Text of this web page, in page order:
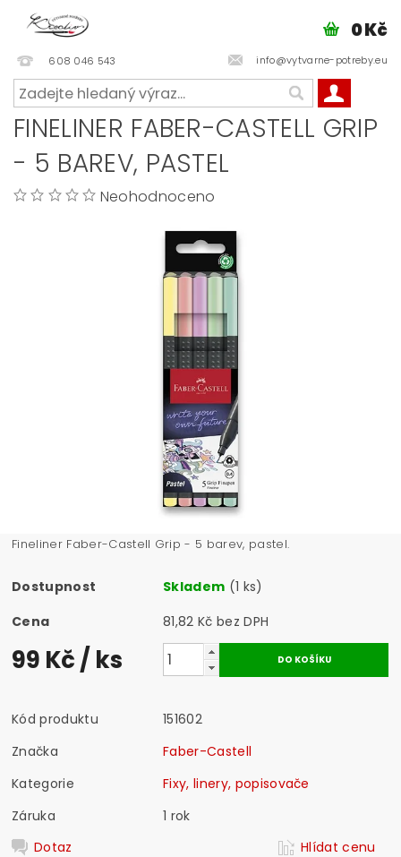
608 046 543 info@vytvarne-potreby.eu
0 Kč
FINELINER FABER-CASTELL GRIP
- 5 BAREV, PASTEL
Neohodnoceno
Fineliner Faber-Castell Grip - 5 barev, pastel.
Dostupnost Skladem (1 ks)
Cena
81,82 Kč bez DPH
99 Kč/ ks
Kód produktu
151602
Značka
Faber-Castell
Kategorie
Fixy, linery, popisovače
Záruka
1 rok
Dotaz
Hlídat cenu